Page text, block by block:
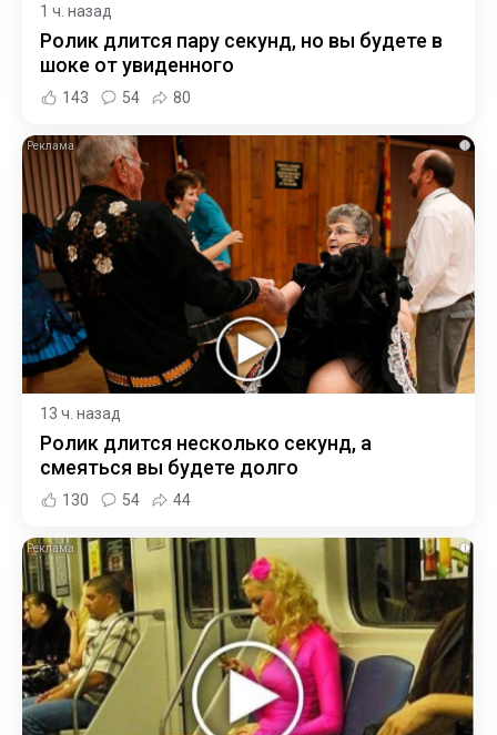
1 ч. назад
Ролик длится пару секунд, но вы будете в
шоке от увиденного
143 54 80
i
13 ч. назад
Ролик длится несколько секунд, а
смеяться вы будете долго
130 54 44
i